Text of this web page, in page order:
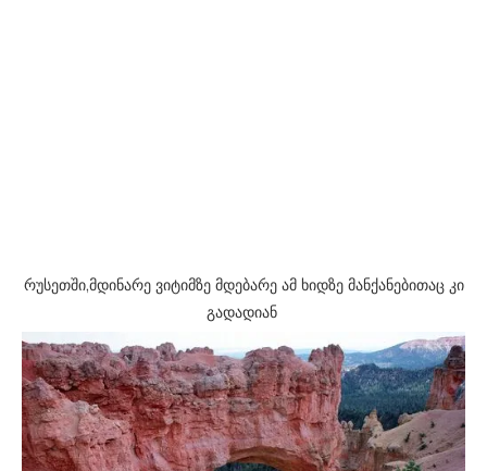
რუსეთში,მდინარე ვიტიმზე მდებარე ამ ხიდზე მანქანებითაც კი
გადადიან